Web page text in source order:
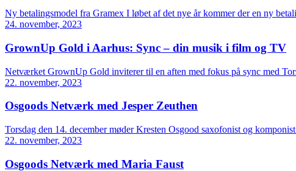
Ny betalingsmodel fra Gramex I løbet af det nye år kommer der en ny
24. november, 2023
GrownUp Gold i Aarhus: Sync – din musik i film og TV
Netværket GrownUp Gold inviterer til en aften med fokus på sync med
22. november, 2023
Osgoods Netværk med Jesper Zeuthen
Torsdag den 14. december møder Kresten Osgood saxofonist og
22. november, 2023
Osgoods Netværk med Maria Faust